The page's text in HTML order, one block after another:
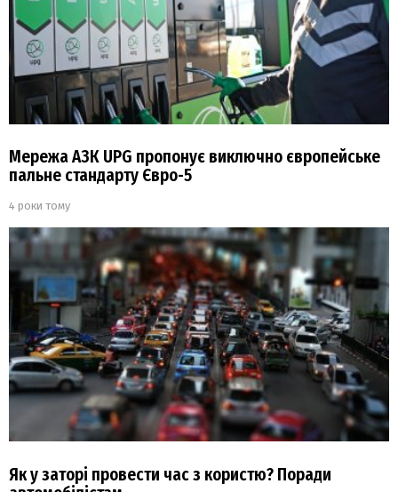
Мережа АЗК UPG пропонує виключно європейське
пальне стандарту Євро-5
4 роки тому
Як у заторі провести час з користю? Поради